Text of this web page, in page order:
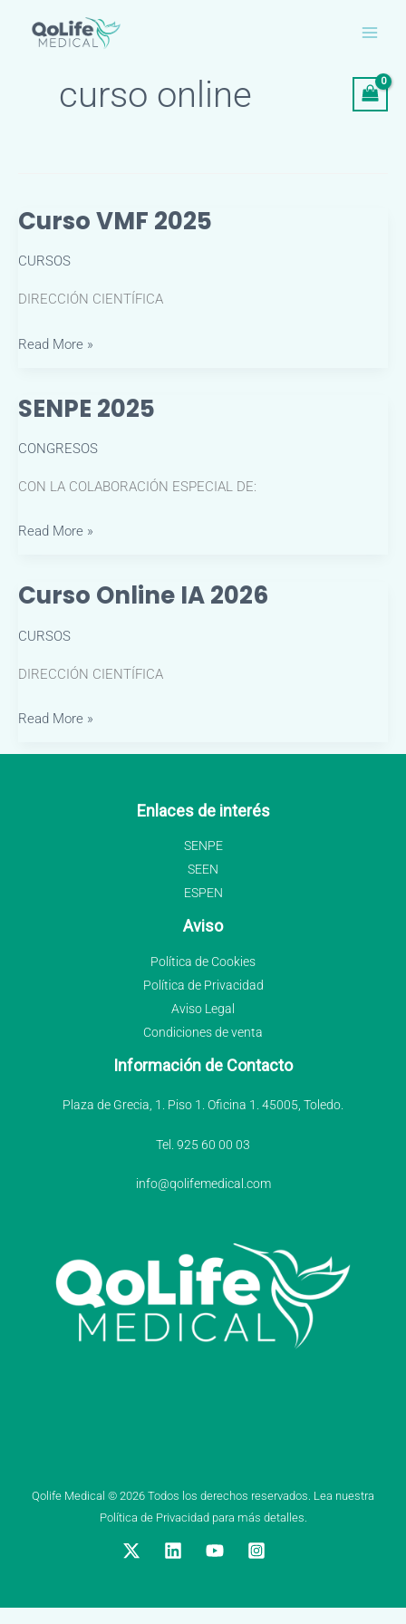
curso online
Curso VMF 2025
CURSOS
DIRECCIÓN CIENTÍFICA
Curso
Read More »
SENPE 2025
CONGRESOS
CON LA COLABORACIÓN ESPECIAL DE:
SENPE
Read More »
Curso Online IA 2026
CURSOS
DIRECCIÓN CIENTÍFICA
Curso
Read More »
Enlaces de interés
SENPE
SEEN
ESPEN
Aviso
Política de Cookies
Política de Privacidad
Aviso Legal
Condiciones de venta
Información de Contacto
Plaza de Grecia, 1. Piso 1. Oficina 1. 45005, Toledo.
Tel. 925 60 00 03
info@qolifemedical.com
Qolife Medical © 2026 Todos los derechos reservados. Lea nuestra
Política de Privacidad para más detalles.